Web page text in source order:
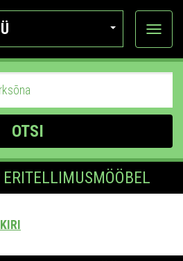
Ava
OTSI